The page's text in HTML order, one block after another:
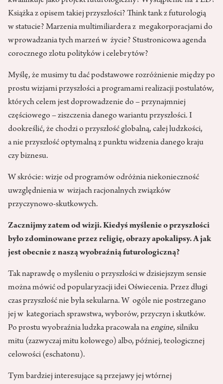
Książka z opisem takiej przyszłości? Think tank z futurologią
w statucie? Marzenia multimiliardera z megakorporacjami do
wprowadzania tych marzeń w życie? Stustronicowa agenda
corocznego zlotu polityków i celebrytów?
Myślę, że musimy tu dać podstawowe rozróżnienie między po
prostu wizjami przyszłości a programami realizacji postulatów,
których celem jest doprowadzenie do – przynajmniej
częściowego – ziszczenia danego wariantu przyszłości. I
dookreślić, że chodzi o przyszłość globalną, całej ludzkości,
a nie przyszłość optymalną z punktu widzenia danego kraju
czy biznesu.
W skrócie: wizje od programów odróżnia niekonieczność
uwzględnienia w wizjach racjonalnych związków
przyczynowo-skutkowych.
Zacznijmy zatem od wizji. Kiedyś myślenie o przyszłości
było zdominowane przez religię, obrazy apokalipsy. A jak
jest obecnie z naszą wyobraźnią futurologiczną?
Tak naprawdę o myśleniu o przyszłości w dzisiejszym sensie
można mówić od popularyzacji idei Oświecenia. Przez długi
czas przyszłość nie była sekularna. W ogóle nie postrzegano
jej w kategoriach sprawstwa, wyborów, przyczyn i skutków.
Po prostu wyobraźnia ludzka pracowała na engine, silniku
mitu (zazwyczaj mitu kołowego) albo, później, teologicznej
celowości (eschatonu).
Tym bardziej interesujące są przejawy jej wtórnej